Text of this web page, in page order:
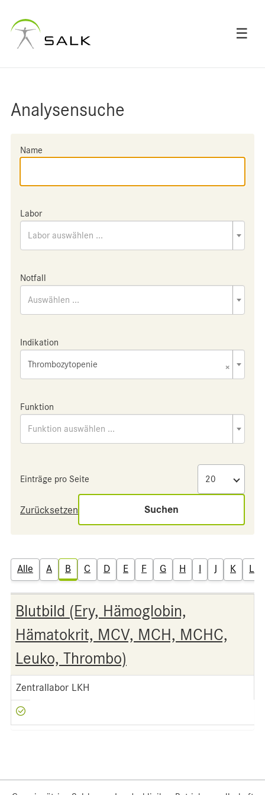
☰
Analysensuche
Name
Labor
Labor auswählen ...
Notfall
Auswählen ...
Indikation
×
Thrombozytopenie
Funktion
Funktion auswählen ...
Einträge pro Seite
Zurücksetzen Suchen
Alle A B C D E F G H I J K L
Blutbild (Ery, Hämoglobin,
Hämatokrit, MCV, MCH, MCHC,
Leuko, Thrombo)
Zentrallabor LKH